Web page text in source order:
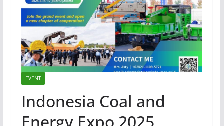
EVENT
Indonesia Coal and
Energy Expo 2025